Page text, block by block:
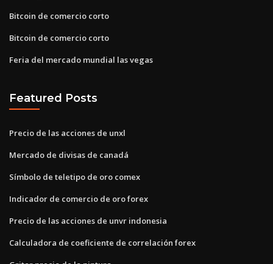
Bitcoin de comercio corto
Bitcoin de comercio corto
Feria del mercado mundial las vegas
Featured Posts
Precio de las acciones de unxl
Mercado de divisas de canadá
Símbolo de teletipo de oro comex
Indicador de comercio de oro forex
Precio de las acciones de unvr indonesia
Calculadora de coeficiente de correlación forex